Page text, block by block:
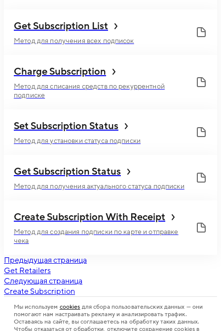
Get Subscription List
Метод для получения всех подписок
Charge Subscription
Метод для списания средств по рекуррентной
подписке
Set Subscription Status
Метод для установки статуса подписки
Get Subscription Status
Метод для получения актуального статуса подписки
Create Subscription With Receipt
Метод для создания подписки по карте и отправке
чека
Предыдущая страница
Get Retailers
Следующая страница
Create Subscription
Мы используем cookies для сбора пользовательских данных — они
помогают нам настраивать рекламу и анализировать трафик.
Оставаясь на сайте, вы соглашаетесь на обработку таких данных.
Чтобы отказаться от обработки, отключите сохранение cookies в